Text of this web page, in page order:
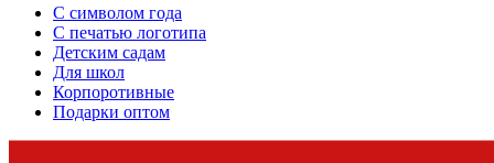
С символом года
С печатью логотипа
Детским садам
Для школ
Корпоротивные
Подарки оптом